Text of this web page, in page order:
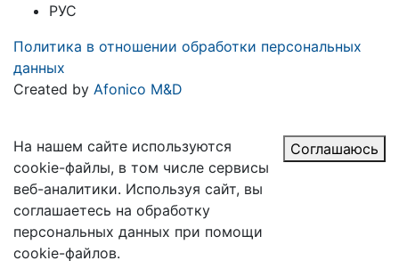
РУС
Политика в отношении обработки персональных
данных
Created by Afonico M&D
На нашем сайте используются
cookie-файлы, в том числе сервисы
веб-аналитики. Используя сайт, вы
соглашаетесь на обработку
персональных данных при помощи
cookie-файлов.
Соглашаюсь